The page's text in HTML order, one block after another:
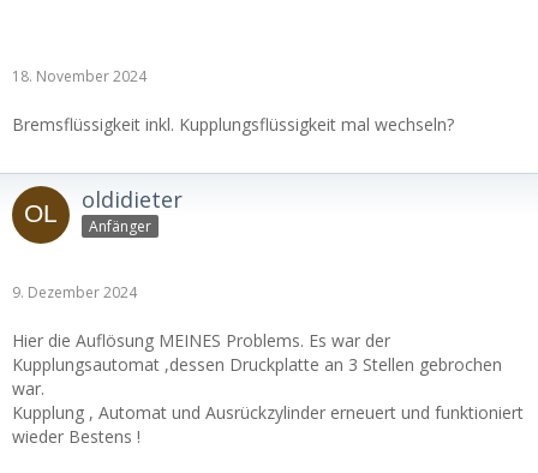
18. November 2024
Bremsflüssigkeit inkl. Kupplungsflüssigkeit mal wechseln?
oldidieter
Anfänger
9. Dezember 2024
Hier die Auflösung MEINES Problems. Es war der
Kupplungsautomat ,dessen Druckplatte an 3 Stellen gebrochen
war.
Kupplung , Automat und Ausrückzylinder erneuert und funktioniert
wieder Bestens !